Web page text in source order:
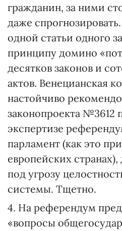
гражданин, за ними
даже
одной статьи одного
принципу домино
десятков законов и
актов. Венецианская
настойчиво
законопроекта №3612
экспертизе
парламент (как это
европейских странах),
под угрозу
системы. Тщетно.
4. На референдум
«вопросы